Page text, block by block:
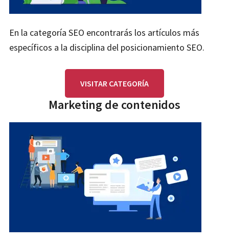
En la categoría SEO encontrarás los artículos más
específicos a la disciplina del posicionamiento SEO.
VISITAR CATEGORÍA
Marketing de contenidos